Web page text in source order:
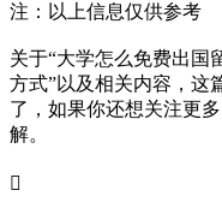
注：以上信息仅供参考
关于“大学怎么免费出国
方式”以及相关内容，这
了，如果你还想关注更
解。
